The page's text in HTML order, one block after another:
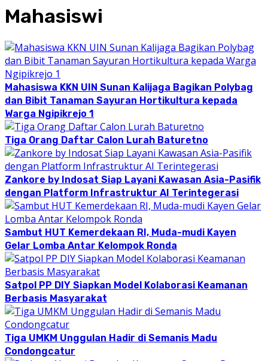
Mahasiswi
Mahasiswa KKN UIN Sunan Kalijaga Bagikan Polybag
dan Bibit Tanaman Sayuran Hortikultura kepada
Warga Ngipikrejo 1
Tiga Orang Daftar Calon Lurah Baturetno
Zankore by Indosat Siap Layani Kawasan Asia-Pasifik
dengan Platform Infrastruktur AI Terintegerasi
Sambut HUT Kemerdekaan RI, Muda-mudi Kayen
Gelar Lomba Antar Kelompok Ronda
Satpol PP DIY Siapkan Model Kolaborasi Keamanan
Berbasis Masyarakat
Tiga UMKM Unggulan Hadir di Semanis Madu
Condongcatur